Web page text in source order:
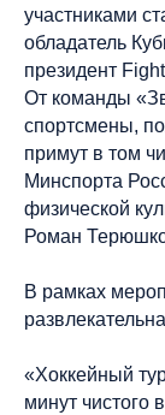
участниками
обладатель
президент
От команды
спортсмены,
примут в том
Минспорта
физической
Роман
В рамках
«Хоккейный
минут чистого